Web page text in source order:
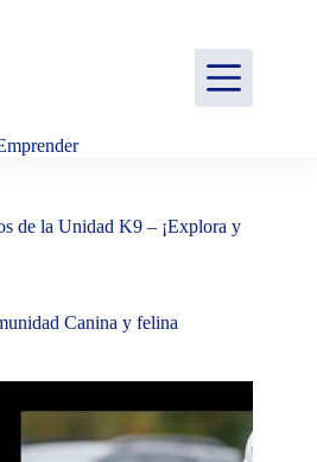
de la Unidad K9 – ¡Explora y
Canina y felina